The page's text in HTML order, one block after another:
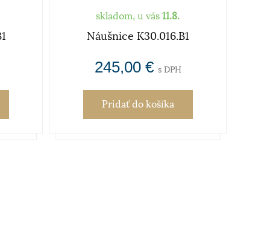
skladom, u vás 11.8.
Náušnice K30.016.B1
245,00 € s DPH
Pridaťdo košíka